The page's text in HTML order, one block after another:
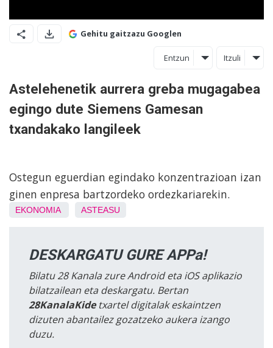
Gehitu gaitzazu Googlen
Entzun Itzuli
Astelehenetik aurrera greba mugagabea
egingo dute Siemens Gamesan
txandakako langileek
Ostegun eguerdian egindako konzentrazioan izan
ginen enpresa bartzordeko ordezkariarekin.
EKONOMIA ASTEASU
DESKARGATU GURE APPa!
Bilatu 28 Kanala zure Android eta iOS aplikazio
bilatzailean eta deskargatu. Bertan
28KanalaKidetxartel digitalak eskaintzen
dizuten abantailez gozatzeko aukera izango
duzu.